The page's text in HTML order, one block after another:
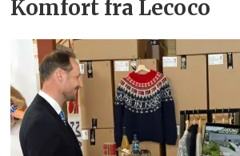
Komfort fra Lecoco